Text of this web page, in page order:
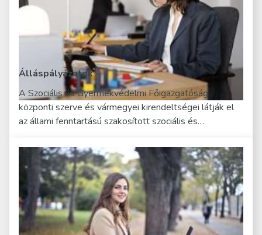
Álláspályázatok
A Szociális és Gyermekvédelmi Főigazgatóság
központi szerve és vármegyei kirendeltségei látják el
az állami fenntartású szakosított szociális és…